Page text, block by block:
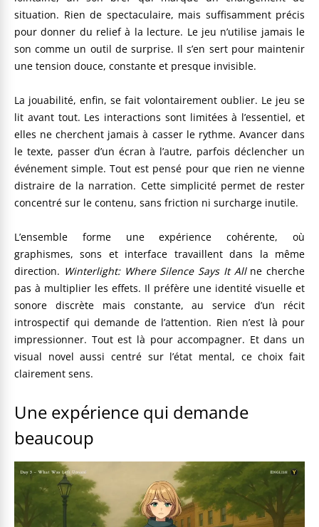
situation. Rien de spectaculaire, mais suffisamment précis
pour donner du relief à la lecture. Le jeu n’utilise jamais le
son comme un outil de surprise. Il s’en sert pour maintenir
une tension douce, constante et presque invisible.
La jouabilité, enfin, se fait volontairement oublier. Le jeu se
lit avant tout. Les interactions sont limitées à l’essentiel, et
elles ne cherchent jamais à casser le rythme. Avancer dans
le texte, passer d’un écran à l’autre, parfois déclencher un
événement simple. Tout est pensé pour que rien ne vienne
distraire de la narration. Cette simplicité permet de rester
concentré sur le contenu, sans friction ni surcharge inutile.
L’ensemble forme une expérience cohérente, où
graphismes, sons et interface travaillent dans la même
direction. Winterlight: Where Silence Says It Allne cherche
pas à multiplier les effets. Il préfère une identité visuelle et
sonore discrète mais constante, au service d’un récit
introspectif qui demande de l’attention. Rien n’est là pour
impressionner. Tout est là pour accompagner. Et dans un
visual novel aussi centré sur l’état mental, ce choix fait
clairement sens.
Une expérience qui demande
beaucoup